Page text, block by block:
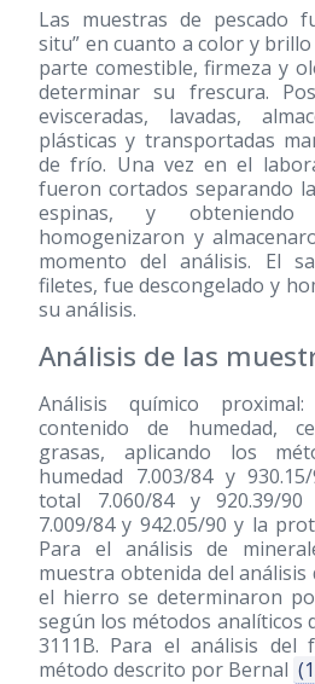
Las muestras de pescado
situ” en cuanto a color y
parte comestible, firmeza y
determinar su frescura.
evisceradas, lavadas,
plásticas y transportadas
de frío. Una vez en el
fueron cortados separando
espinas, y
homogenizaron y
momento del análisis. El
filetes, fue descongelado y
su análisis.
Análisis de las
Análisis químico
contenido de humedad,
grasas, aplicando los
humedad 7.003/84 y
total 7.060/84 y 920.39/90
7.009/84 y 942.05/90 y la
Para el análisis de
muestra obtenida del análisis
el hierro se determinaron
según los métodos analíticos
3111B. Para el análisis
método descrito por Bernal